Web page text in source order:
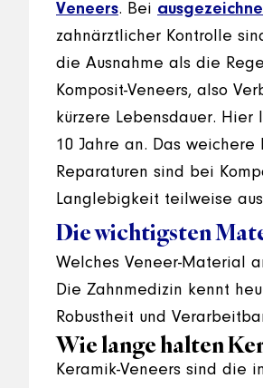
Veneers. Bei
zahnärztlicher Kontrolle
die Ausnahme als die
Komposit-Veneers, also
kürzere Lebensdauer.
10 Jahre an. Das
Reparaturen sind bei
Langlebigkeit teilweise
Die wichtigsten
Welches Veneer-Material
Die Zahnmedizin kennt
Robustheit und
Wie lange halten
Keramik-Veneers sind die